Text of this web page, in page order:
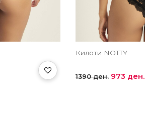
Килоти NOTTY
1390 ден. 973 ден.